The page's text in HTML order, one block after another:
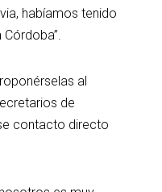
habíamos tenido
al
de
contacto directo